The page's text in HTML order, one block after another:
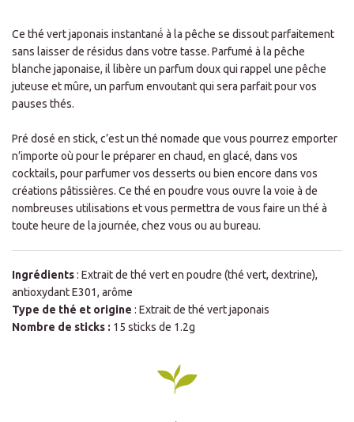
Ce thé vert japonais instantané́ à la pêche se dissout parfaitement
sans laisser de résidus dans votre tasse. Parfumé à la pêche
blanche japonaise, il libère un parfum doux qui rappel une pêche
juteuse et mûre, un parfum envoutant qui sera parfait pour vos
pauses thés.
Pré dosé en stick, c’est un thé nomade que vous pourrez emporter
n’importe où pour le préparer en chaud, en glacé, dans vos
cocktails, pour parfumer vos desserts ou bien encore dans vos
créations pâtissières. Ce thé en poudre vous ouvre la voie à de
nombreuses utilisations et vous permettra de vous faire un thé à
toute heure de la journée, chez vous ou au bureau.
Ingrédients: Extrait de thé vert en poudre (thé vert, dextrine),
antioxydant E301, arôme
Type de thé et origine : Extrait de thé vert japonais
Nombre de sticks : 15 sticks de 1.2g